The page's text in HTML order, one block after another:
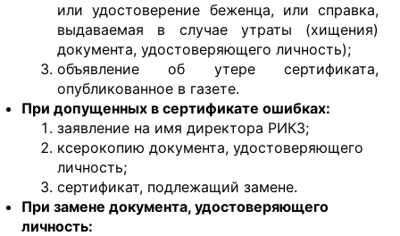
или удостоверение беженца, или справка,
выдаваемая в случае утраты (хищения)
документа, удостоверяющего личность);
объявление об утере сертификата,
опубликованное в газете.
При допущенных в сертификате ошибках:
заявление на имя директора РИКЗ;
ксерокопию документа, удостоверяющего
личность;
сертификат, подлежащий замене.
При замене документа, удостоверяющего
личность: